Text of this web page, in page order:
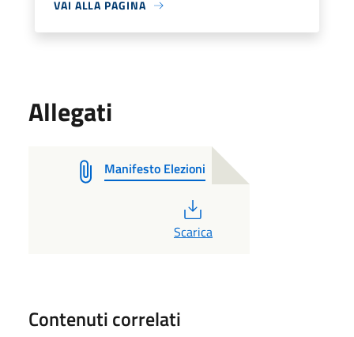
VAI ALLA PAGINA
Allegati
Manifesto Elezioni
Scarica
Contenuti correlati